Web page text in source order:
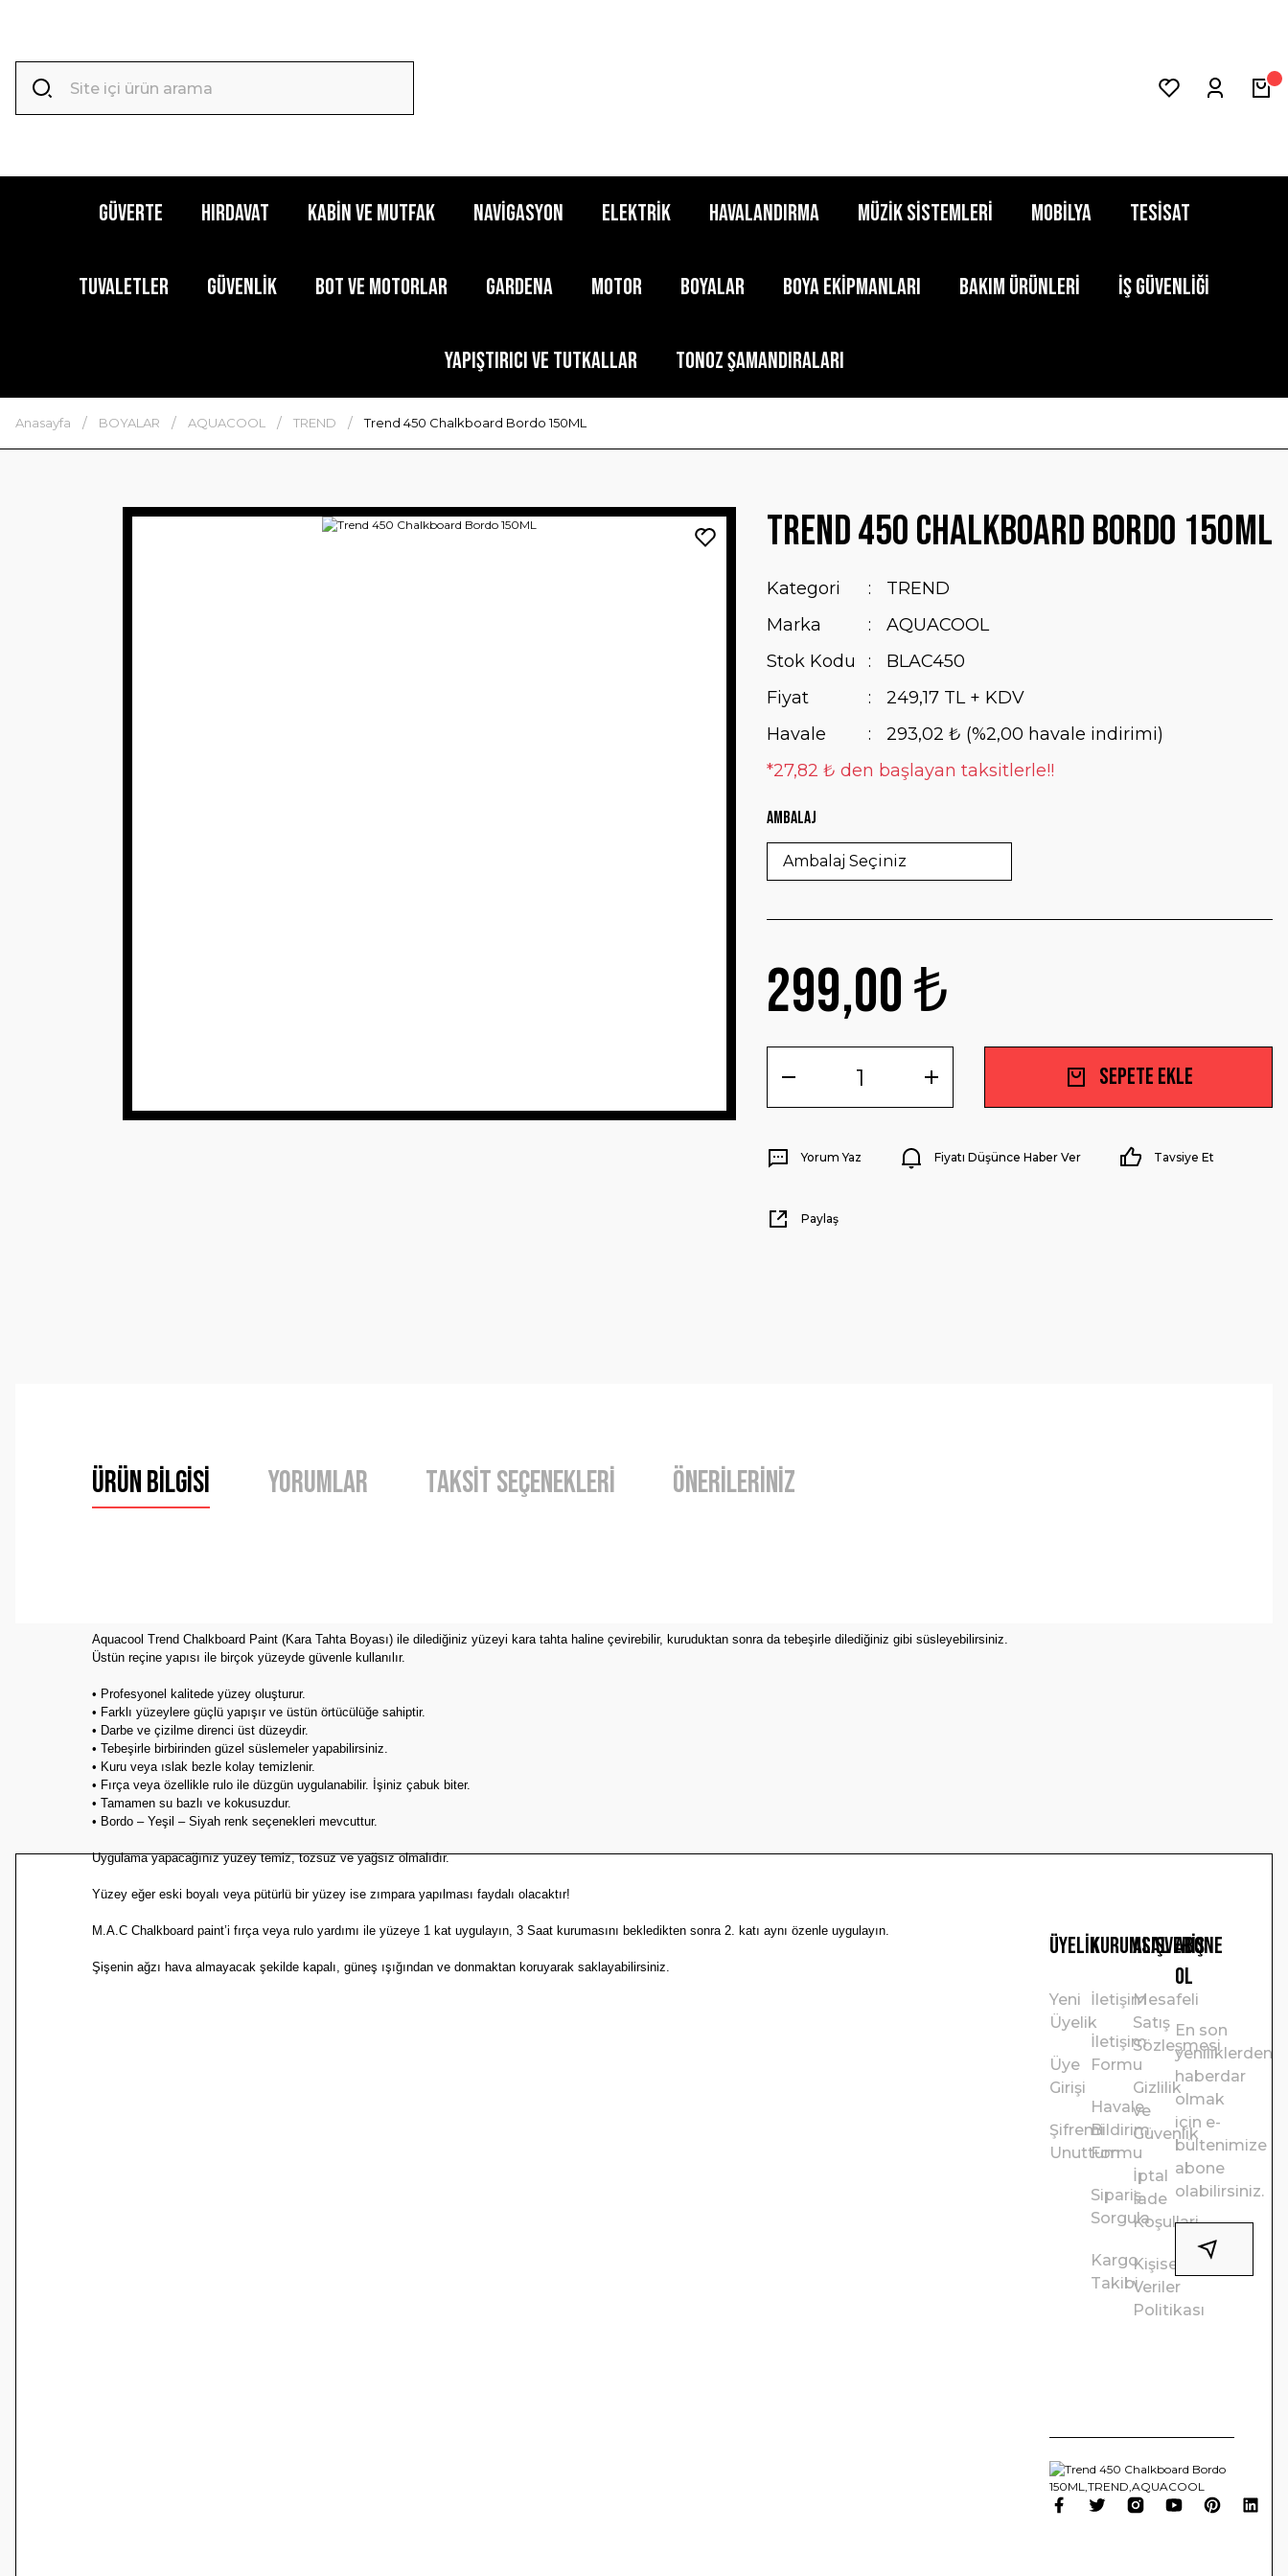
GÜVERTE HIRDAVAT KABİN ve MUTFAK NAVİGASYON ELEKTRİK HAVALANDIRMA MÜZİK SİSTEMLERİ MOBİLYA TESİSAT
TUVALETLER GÜVENLİK BOT ve MOTORLAR GARDENA MOTOR BOYALAR BOYA EKİPMANLARI BAKIM ÜRÜNLERİ İŞ GÜVENLİĞİ
YAPIŞTIRICI ve TUTKALLAR TONOZ ŞAMANDIRALARI
Anasayfa BOYALAR AQUACOOL TREND Trend 450 Chalkboard Bordo 150ML
Trend 450 Chalkboard Bordo 150ML
Kategori
TREND
Marka
AQUACOOL
Stok Kodu
BLAC450
Fiyat
249,17 TL + KDV
Havale
293,02 ₺ (%2,00 havale indirimi)
*27,82 ₺ den başlayan taksitlerle!!
Ambalaj
299,00 ₺
Sepete Ekle
Yorum Yaz Fiyatı Düşünce Haber Ver Tavsiye Et
Paylaş
Ürün Bilgisi Yorumlar Taksit Seçenekleri Önerileriniz
Aquacool Trend Chalkboard Paint (Kara Tahta Boyası) ile dilediğiniz yüzeyi kara tahta haline çevirebilir, kuruduktan sonra da tebeşirle dilediğiniz gibi süsleyebilirsiniz.
Üstün reçine yapısı ile birçok yüzeyde güvenle kullanılır.
• Profesyonel kalitede yüzey oluşturur.
• Farklı yüzeylere güçlü yapışır ve üstün örtücülüğe sahiptir.
• Darbe ve çizilme direnci üst düzeydir.
• Tebeşirle birbirinden güzel süslemeler yapabilirsiniz.
• Kuru veya ıslak bezle kolay temizlenir.
• Fırça veya özellikle rulo ile düzgün uygulanabilir. İşiniz çabuk biter.
• Tamamen su bazlı ve kokusuzdur.
• Bordo – Yeşil – Siyah renk seçenekleri mevcuttur.
Uygulama yapacağınız yüzey temiz, tozsuz ve yağsız olmalıdır.
Yüzey eğer eski boyalı veya pütürlü bir yüzey ise zımpara yapılması faydalı olacaktır!
M.A.C Chalkboard paint’i fırça veya rulo yardımı ile yüzeye 1 kat uygulayın, 3 Saat kurumasını bekledikten sonra 2. katı aynı özenle uygulayın.
Şişenin ağzı hava almayacak şekilde kapalı, güneş ışığından ve donmaktan koruyarak saklayabilirsiniz.
Ürün resmi kalitesiz, bozuk veya görüntülenemiyor.
Ürün açıklamasında eksik bilgiler bulunuyor.
Ürün bilgilerinde hatalar bulunuyor.
Ürün fiyatı diğer sitelerden daha pahalı.
Bu ürüne benzer farklı alternatifler olmalı.
Üyelik
Yeni
Üyelik
Üye
Girişi
Şifremi
Unuttum
Kurumsal
İletişim
İletişim
Formu
Havale
Bildirim
Formu
Sipariş
Sorgula
Kargo
Takibi
Alışveriş
Mesafeli
Satış
Sözleşmesi
Gizlilik
ve
Güvenlik
İptal
İade
Koşullari
Kişisel
Veriler
Politikası
ABONE
OL
En son
yeniliklerden
haberdar
olmak
için e-
bültenimize
abone
olabilirsiniz.